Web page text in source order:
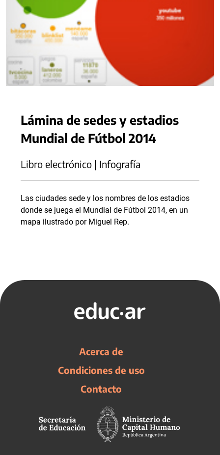
Lámina de sedes y estadios
Mundial de Fútbol 2014
Libro electrónico | Infografía
Las ciudades sede y los nombres de los estadios
donde se juega el Mundial de Fútbol 2014, en un
mapa ilustrado por Miguel Rep.
Acerca de
Condiciones de uso
Contacto